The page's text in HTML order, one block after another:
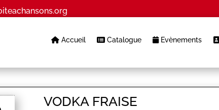
Accueil Catalogue Evènements
VODKA FRAISE